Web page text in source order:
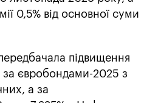
0,5% від основної суми
підвищення
за євробондами-2025 з
а за